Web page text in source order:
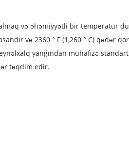
və əhəmiyyətli bir temperatur
və 2360 ° F (1,260 ° C) qədər
yanğından mühafizə
təqdim edir.